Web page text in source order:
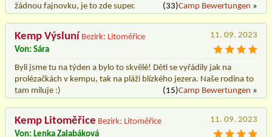
žádnou fajnovku, je to zde super.
(33)Camp Bewertungen »
Kemp Výsluní Bezirk: Litoměřice
11. 09. 2023
Von: Sára
Byli jsme tu na týden a bylo to skvělé! Děti se vyřádily jak na
prolézačkách v kempu, tak na pláži blízkého jezera. Naše rodina to
tam miluje :)
(15)Camp Bewertungen »
Kemp Litoměřice Bezirk: Litoměřice
11. 09. 2023
Von: Lenka Zalabáková